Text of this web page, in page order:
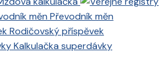
Převodník měn
Rodičovský příspěvek
Kalkulačka superdávky